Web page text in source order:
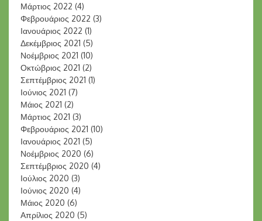
Μάρτιος 2022 (4)
Φεβρουάριος 2022 (3)
Ιανουάριος 2022 (1)
Δεκέμβριος 2021 (5)
Νοέμβριος 2021 (10)
Οκτώβριος 2021 (2)
Σεπτέμβριος 2021 (1)
Ιούνιος 2021 (7)
Μάιος 2021 (2)
Μάρτιος 2021 (3)
Φεβρουάριος 2021 (10)
Ιανουάριος 2021 (5)
Νοέμβριος 2020 (6)
Σεπτέμβριος 2020 (4)
Ιούλιος 2020 (3)
Ιούνιος 2020 (4)
Μάιος 2020 (6)
Απρίλιος 2020 (5)